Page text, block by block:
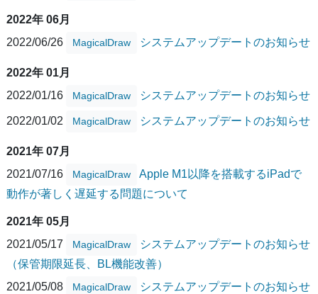
2022年 06月
2022/06/26
MagicalDraw システムアップデートのお知らせ
2022年 01月
2022/01/16
MagicalDraw システムアップデートのお知らせ
2022/01/02 MagicalDraw システムアップデートのお知らせ
2021年 07月
2021/07/16
MagicalDraw
Apple M1以降を搭載するiPadで
動作が著しく遅延する問題について
2021年 05月
2021/05/17
MagicalDraw
システムアップデートのお知らせ
（保管期限延長、BL機能改善）
2021/05/08
MagicalDraw システムアップデートのお知らせ